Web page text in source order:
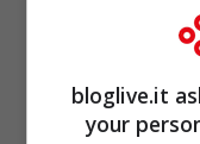
bloglive.it
your